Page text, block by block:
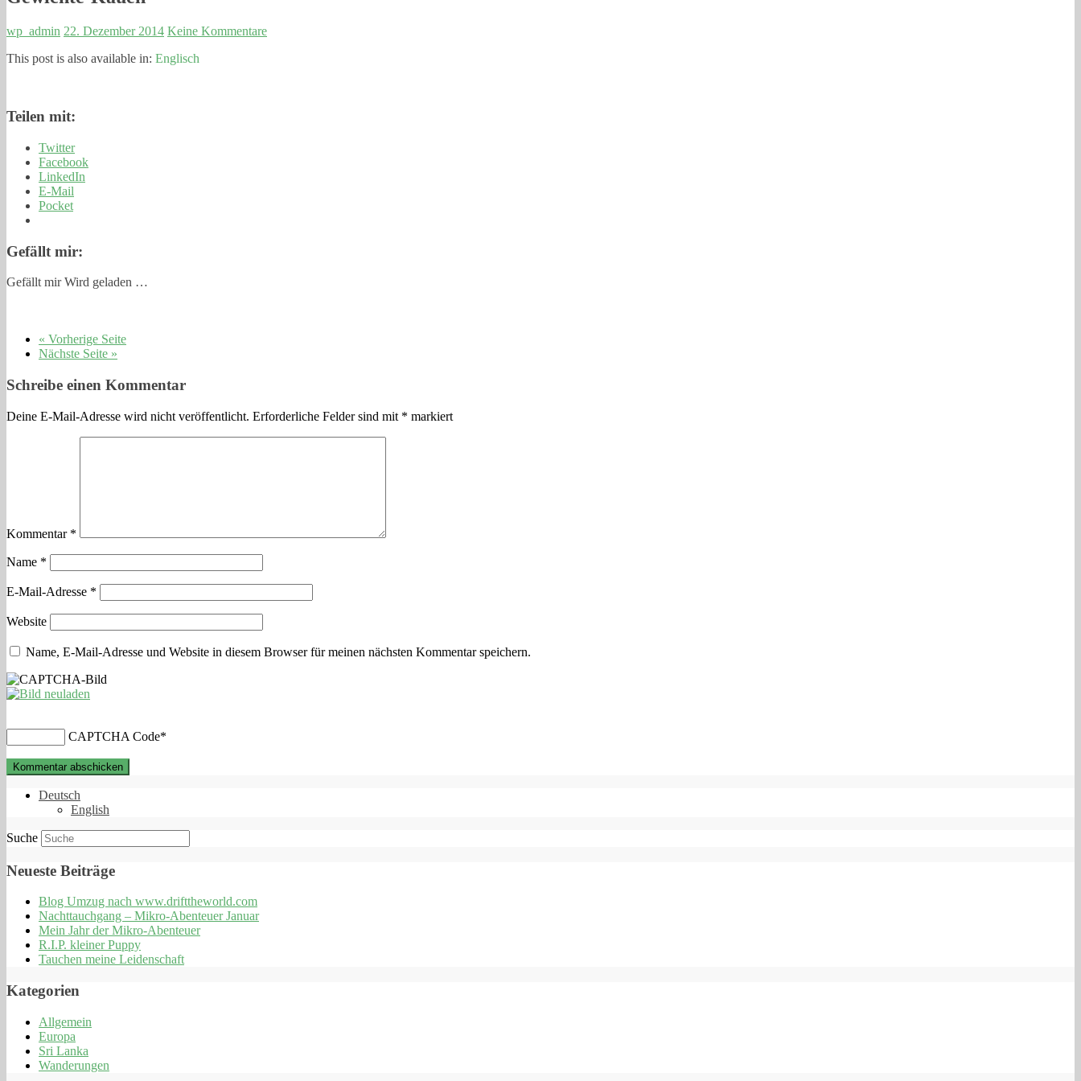
wp_admin 22. Dezember 2014 Keine Kommentare
This post is also available in: Englisch
Teilen mit:
Twitter
Facebook
LinkedIn
E-Mail
Pocket
Gefällt mir:
Gefällt mir Wird geladen …
« Vorherige Seite
Nächste Seite »
Schreibe einen Kommentar
Deine E-Mail-Adresse wird nicht veröffentlicht. Erforderliche Felder sind mit * markiert
Kommentar *
Name *
E-Mail-Adresse *
Website
Name, E-Mail-Adresse und Website in diesem Browser für meinen nächsten Kommentar speichern.
CAPTCHA Code*
Deutsch
English
Suche
Neueste Beiträge
Blog Umzug nach www.drifttheworld.com
Nachttauchgang – Mikro-Abenteuer Januar
Mein Jahr der Mikro-Abenteuer
R.I.P. kleiner Puppy
Tauchen meine Leidenschaft
Kategorien
Allgemein
Europa
Sri Lanka
Wanderungen